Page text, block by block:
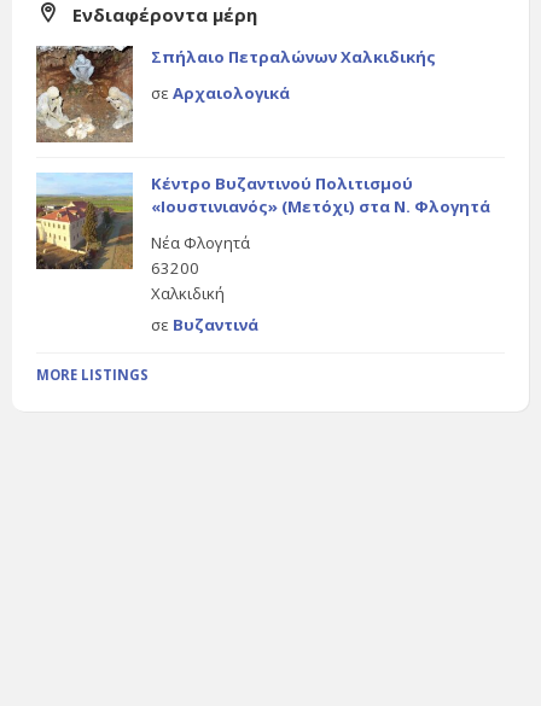
Ενδιαφέροντα μέρη
Σπήλαιο Πετραλώνων Χαλκιδικής
σε Αρχαιολογικά
Κέντρο Βυζαντινού Πολιτισμού
«Ιουστινιανός» (Μετόχι) στα Ν. Φλογητά
Νέα Φλογητά
63200
Χαλκιδική
σε Βυζαντινά
MORE LISTINGS